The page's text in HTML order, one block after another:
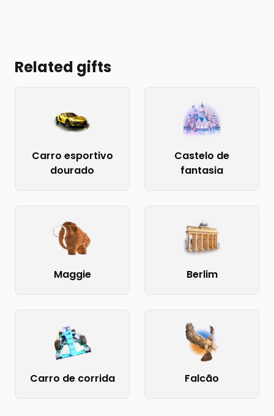
Related gifts
Carro esportivo
dourado
Castelo de
fantasia
Maggie Berlim
Carro de corrida Falcão